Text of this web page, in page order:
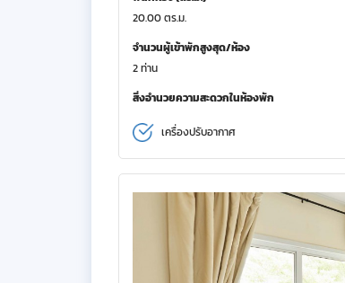
20.00 ตร.ม.
จำนวนผู้เข้าพักสูงสุด/ห้อง
2 ท่าน
สิ่งอำนวยความสะดวกในห้องพัก
เครื่องปรับอากาศ